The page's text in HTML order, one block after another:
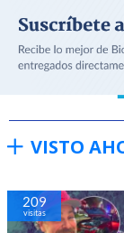
VISTO
209
visitas